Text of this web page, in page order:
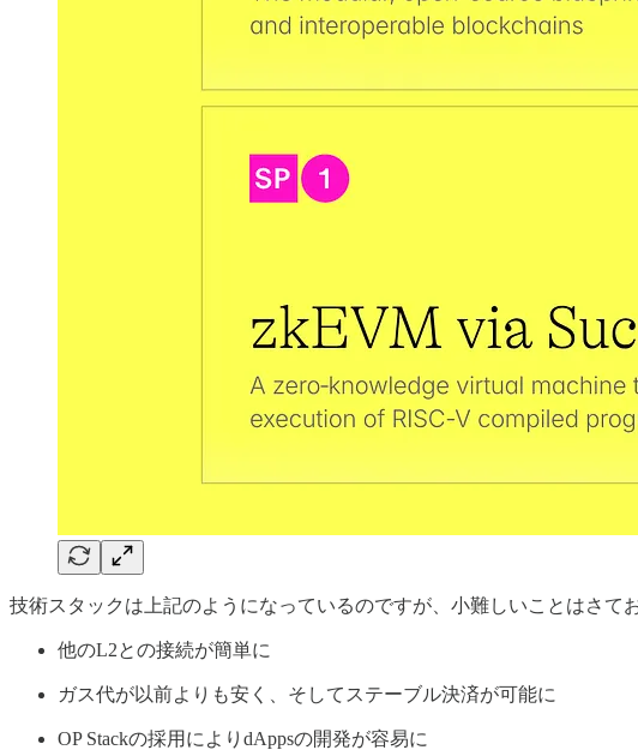
技術スタックは上記のようになっているのですが、小難しいことはさ
他のL2との接続が簡単に
ガス代が以前よりも安く、そしてステーブル決済が可能に
OP Stackの採用によりdAppsの開発が容易に